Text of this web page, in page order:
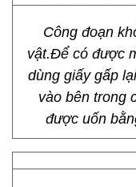
Công đoạn
vật.Để có được
dùng giấy gấp
vào bên trong
được uốn